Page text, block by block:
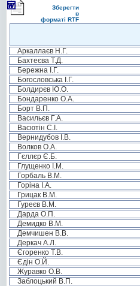
Зберегти
в
форматі RTF
Аркаллаєв Н.Г.
Бахтеєва Т.Д.
Бережна І.Г.
Богословська І.Г.
Болдирєв Ю.О.
Бондаренко О.А.
Борт В.П.
Васильєв Г.А.
Васютін С.І.
Вернидубов І.В.
Волков О.А.
Гєллєр Є.Б.
Глущенко І.М.
Горбаль В.М.
Горіна І.А.
Грицак В.М.
Гуреєв В.М.
Дарда О.П.
Демидко В.М.
Демчишен В.В.
Деркач А.Л.
Єгоренко Т.В.
Єдін О.Й.
Журавко О.В.
Заблоцький В.П.